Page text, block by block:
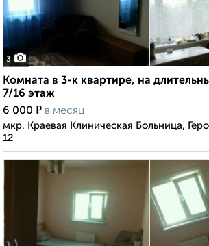
3
Комната в 3-к квартире, на
7/16 этаж
6 000 ₽ в месяц
мкр. Краевая Клиническая Больница,
12